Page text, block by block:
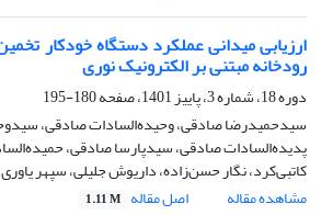
ارزیابی میدانی عملکرد دستگاه خودکار
رودخانه مبتنی بر الکترونیک نوری
دوره 18، شماره 3، پاییز 1401، صفحه
180-195
سیدحمیدرضا صادقی، وحیده‌السادات صادقی،
پدیده‌السادات صادقی، سیدپارسا صادقی،
کاتبی‌کرد، نگار حسن‌زاده، داریوش جلیلی، سپهر
مشاهده مقاله
اصل مقاله 1.11 M